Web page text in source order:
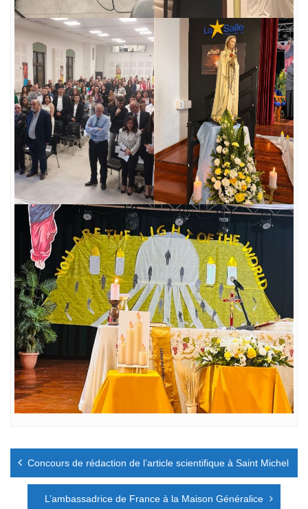
Navigation
l’article
Concours de rédaction de l’article scientifique à Saint Michel
L’ambassadrice de France à la Maison Généralice